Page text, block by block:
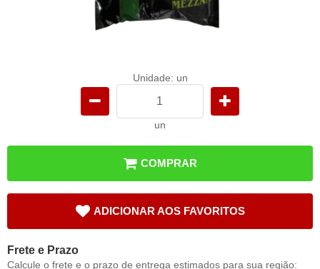
Unidade: un
un
COMPRAR
ADICIONAR AOS FAVORITOS
Frete e Prazo
Calcule o frete e o prazo de entrega estimados para sua região: